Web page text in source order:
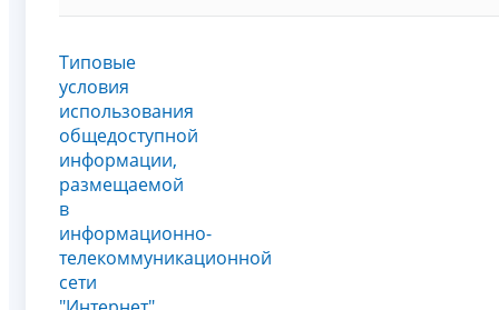
Типовые
условия
использования
общедоступной
информации,
размещаемой
в
информационно-
телекоммуникационной
сети